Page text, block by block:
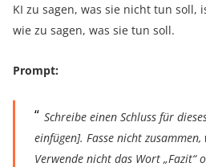
KI zu sagen, was sie nicht tun soll,
wie zu sagen, was sie tun soll.
Prompt:
Schreibe einen Schluss für
einfügen]. Fasse nicht
Verwende nicht das Wort „Fazit“